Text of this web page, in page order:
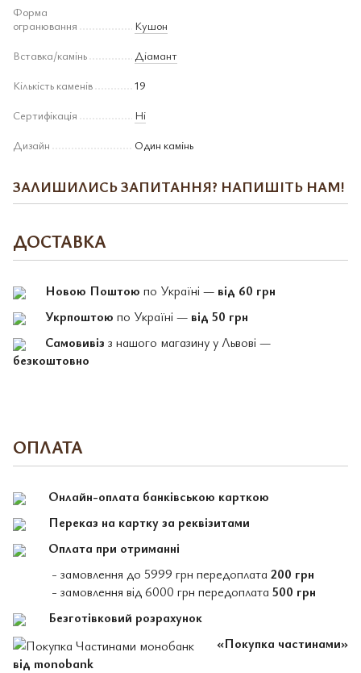
Форма
огранювання
Кушон
Вставка/камінь
Діамант
Кількість каменів
19
Сертифікація
Ні
Дизайн
Один камінь
ЗАЛИШИЛИСЬ ЗАПИТАННЯ? НАПИШІТЬ НАМ!
ДОСТАВКА
Новою Поштою по Україні — від 60 грн
Укрпоштою по Україні — від 50 грн
Самовивіз з нашого магазину у Львові —
безкоштовно
ОПЛАТА
Онлайн-оплата банківською карткою
Переказ на картку за реквізитами
Оплата при отриманні
- замовлення до 5999 грн передоплата 200 грн
- замовлення від 6000 грн передоплата 500 грн
Безготівковий розрахунок
«Покупка частинами»
від monobank